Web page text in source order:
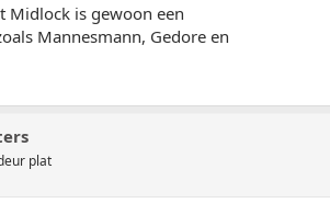
Midlock is gewoon een
Mannesmann, Gedore en
plat